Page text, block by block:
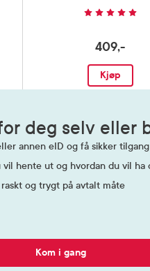
409,-
Kjøp
deg selv eller
annen eID og få sikker
hente ut og hvordan du vil ha
og trygt på avtalt måte
Kom i gang